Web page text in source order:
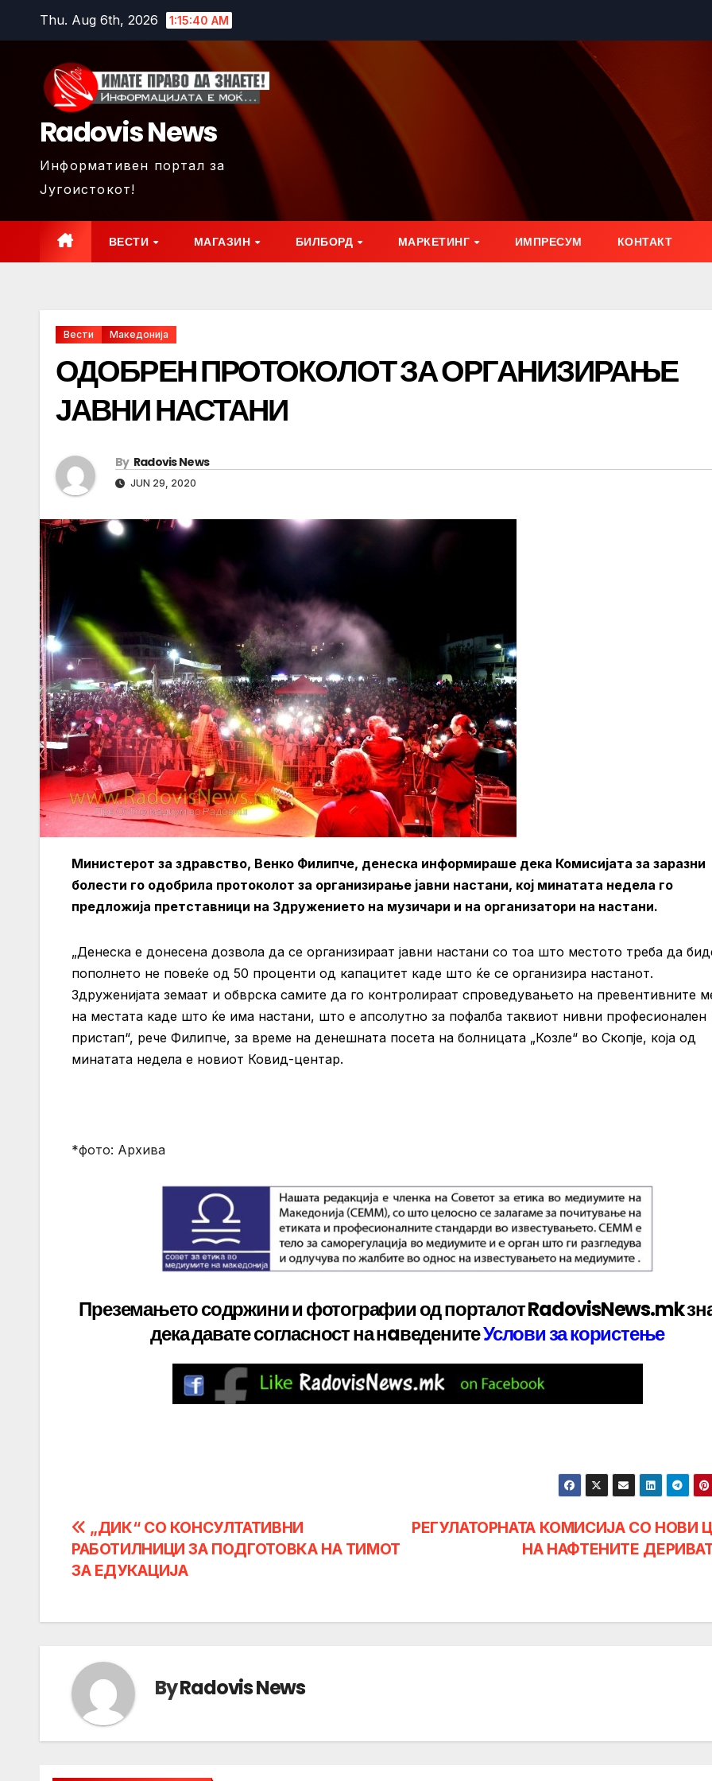
Thu. Aug 6th, 2026 1:15:42 AM
Radovis News
Информативен портал за
Југоистокот!
ВЕСТИ МАГАЗИН БИЛБОРД МАРКЕТИНГ ИМПРЕСУМ КОНТАКТ
Вести Македонија
ОДОБРЕН ПРОТОКОЛОТ ЗА ОРГАНИЗИРАЊЕ
ЈАВНИ НАСТАНИ
By Radovis News
JUN 29, 2020
Министерот за здравство, Венко Филипче, денеска информираше дека Комисијата за заразни
болести го одобрила протоколот за организирање јавни настани, кој минатата недела го
предложија претставници на Здружението на музичари и на организатори на настани.
„Денеска е донесена дозвола да се организираат јавни настани со тоа што местото треба да
пополнето не повеќе од 50 проценти од капацитет каде што ќе се организира настанот.
Здруженијата земаат и обврска самите да го контролираат спроведувањето на превентивните
на местата каде што ќе има настани, што е апсолутно за пофалба таквиот нивни професионален
пристап“, рече Филипче, за време на денешната посета на болницата „Козле“ во Скопје, која од
минатата недела е новиот Ковид-центар.
*фото: Архива
Преземањето содржини и фотографии од порталот RadovisNews.mk
дека даватесогласност на нaведенитеУслови за користење
Post
navigation
РЕГУЛАТОРНАТА КОМИСИЈА СО НОВИ
НА НАФТЕНИТЕ
„ДИК“ СО КОНСУЛТАТИВНИ
РАБОТИЛНИЦИ ЗА ПОДГОТОВКА НА ТИМОТ
ЗА EДУКАЦИЈА
ByRadovis News